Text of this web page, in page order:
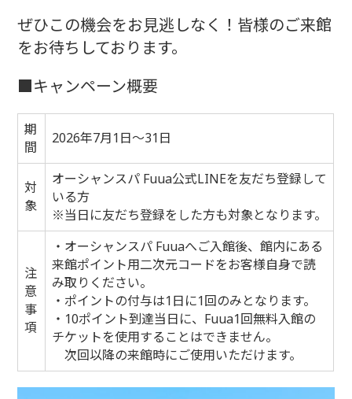
ぜひこの機会をお見逃しなく！皆様のご来館
をお待ちしております。
■キャンペーン概要
期
間
2026年7月1日～31日
対
象
オーシャンスパ Fuua公式LINEを友だち登録して
いる方
※当日に友だち登録をした方も対象となります。
注
意
事
項
・オーシャンスパ Fuuaへご入館後、館内にある
来館ポイント用二次元コードをお客様自身で読
み取りください。
・ポイントの付与は1日に1回のみとなります。
・10ポイント到達当日に、Fuua1回無料入館の
チケットを使用することはできません。
次回以降の来館時にご使用いただけます。